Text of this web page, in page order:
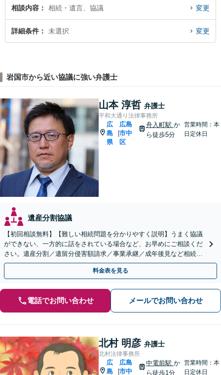
相談内容 相続・遺言、協議 変更
詳細条件 未選択 変更
岩国市から近い協議に強い弁護士
山本 淳哲 弁護士
平和大通り法律事務所
広
島
県
広島
市中
区
舟入町駅 か
ら徒歩5分
営業時間：本
日定休日
遺産分割協議
【初回相談無料】【難しい相続問題を分かりやすく説明】うまく協議
ができない、一方的に話をされている場合など、お早めにご相談くだ
さい。遺産分割／遺留分侵害額請求／事業承継／成年後見など相続に
関するお悩みに対応します【舟入町駅5分】【分割払い可】
料金表を見る
電話でお問い合わせ メールでお問い合わせ
北村 明彦 弁護士
北村法律事務所
広
島
広島
市中
中電前駅 か
ら徒歩1分
営業時間：本
日定休日